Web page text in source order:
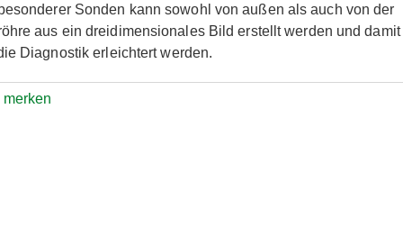
Sonden kann sowohl von außen als auch von der
aus ein dreidimensionales Bild erstellt werden und
Diagnostik erleichtert werden.